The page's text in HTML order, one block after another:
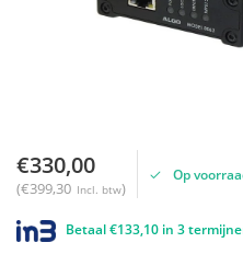
€330,00
(€399,30 Incl. btw)
Op
Betaal €133,10 in 3